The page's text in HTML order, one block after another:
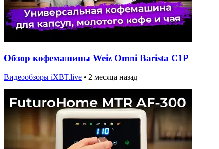
Обзор кофемашины Weiz Omni Barista C1P
Видеообзоры iXBT.live • 2 месяца назад